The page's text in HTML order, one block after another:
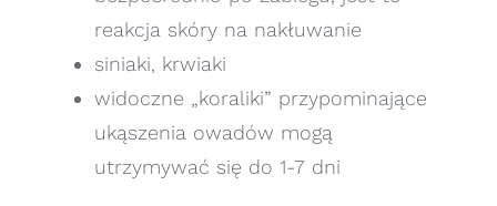
reakcja skóry na nakłuwanie
siniaki, krwiaki
widoczne „koraliki” przypominające
ukąszenia owadów mogą
utrzymywać się do 1-7 dni